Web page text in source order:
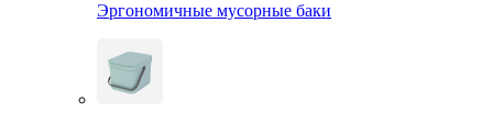
Эргономичные мусорные баки